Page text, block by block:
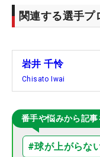
関連する選手プ
岩井 千怜
Chisato Iwai
番手や悩みから記事
#球が上がらな